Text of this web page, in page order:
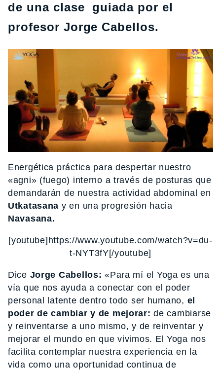
de una clase guiada por el
profesor Jorge Cabellos.
Energética práctica para despertar nuestro
«agni» (fuego) interno a través de posturas que
demandarán de nuestra actividad abdominal en
Utkatasana y en una progresión hacia
Navasana.
[youtube]https://www.youtube.com/watch?v=du-
t-NYT3fY[/youtube]
Dice Jorge Cabellos: «Para mí el Yoga es una
vía que nos ayuda a conectar con el poder
personal latente dentro todo ser humano, el
poder de cambiar y de mejorar: de cambiarse
y reinventarse a uno mismo, y de reinventar y
mejorar el mundo en que vivimos. El Yoga nos
facilita contemplar nuestra experiencia en la
vida como una oportunidad continua de